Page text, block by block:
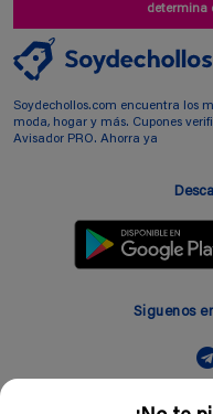
determina
Soydechollos.com encuentra los
moda, hogar y más. Cupones
Avisador PRO. Ahorra ya
Siguenos